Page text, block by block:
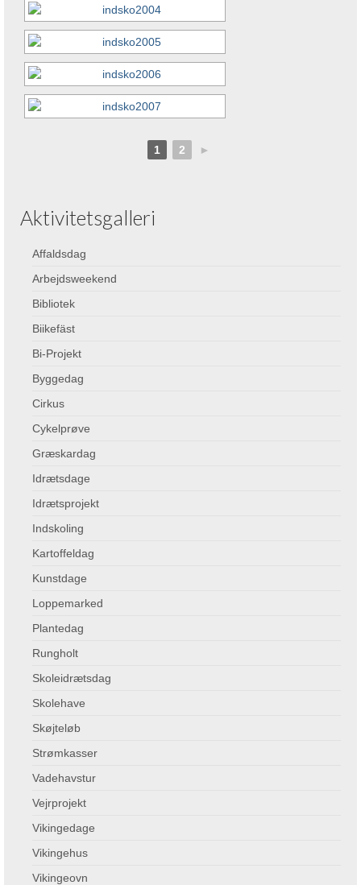
1 2 ►
Aktivitetsgalleri
Affaldsdag
Arbejdsweekend
Bibliotek
Biikefäst
Bi-Projekt
Byggedag
Cirkus
Cykelprøve
Græskardag
Idrætsdage
Idrætsprojekt
Indskoling
Kartoffeldag
Kunstdage
Loppemarked
Plantedag
Rungholt
Skoleidrætsdag
Skolehave
Skøjteløb
Strømkasser
Vadehavstur
Vejrprojekt
Vikingedage
Vikingehus
Vikingeovn